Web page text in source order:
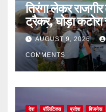
तिरंगा लेकर
ट्रैकर, घोड़ा
गूंजा देशभक्ति का
AUGUST 9, 2026
COMMENTS
देश पॉलिटिक्स प्रदेश बिजनेस